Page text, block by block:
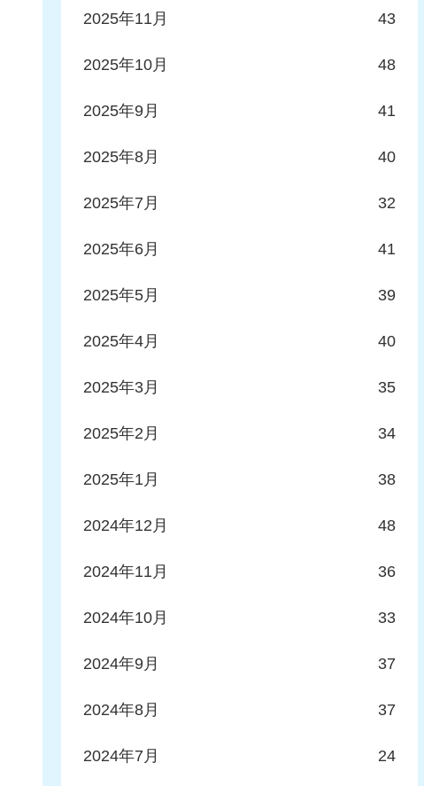
2025年11月 43
2025年10月 48
2025年9月 41
2025年8月 40
2025年7月 32
2025年6月 41
2025年5月 39
2025年4月 40
2025年3月 35
2025年2月 34
2025年1月 38
2024年12月 48
2024年11月 36
2024年10月 33
2024年9月 37
2024年8月 37
2024年7月 24